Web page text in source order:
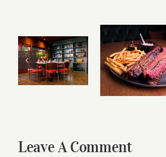
Leave A Comment